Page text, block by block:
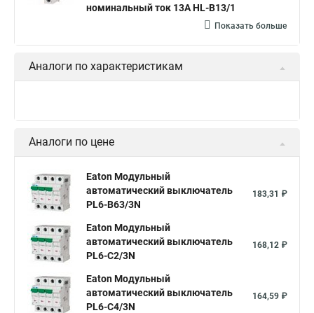
номинальный ток 13А HL-B13/1
Показать больше
Аналоги по характеристикам
Аналоги по цене
Eaton Модульный
автоматический выключатель
PL6-B63/3N
183,31 ₽
Eaton Модульный
автоматический выключатель
PL6-C2/3N
168,12 ₽
Eaton Модульный
автоматический выключатель
PL6-C4/3N
164,59 ₽